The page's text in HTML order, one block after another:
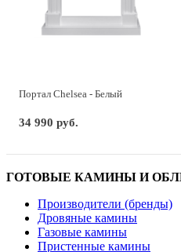
Портал Chelsea - Белый
34 990 руб.
ГОТОВЫЕ КАМИНЫ И
Производители (бренды)
Дровяные камины
Газовые камины
Пристенные камины